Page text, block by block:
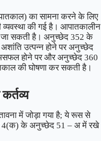
का सामना करने के लिए
व्यवस्था की गई है। आपातकालीन
जा सकती है। अनुच्छेद 352 के
उत्पन्न होने पर अनुच्छेद
होने पर और अनुच्छेद 360
की घोषणा कर सकती है।
में जोड़ा गया है; ये रूस से
4(क) के अनुच्छेद 51 – अ में रखे